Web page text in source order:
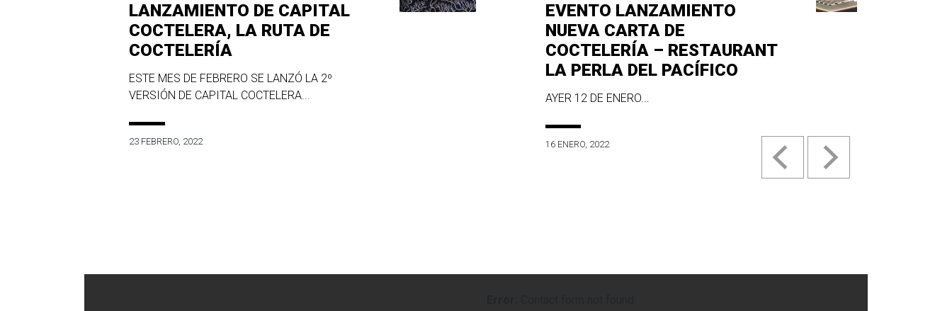
LANZAMIENTO DE CAPITAL
COCTELERA, LA RUTA DE
COCTELERÍA
ESTE MES DE FEBRERO SE LANZÓ LA 2º
VERSIÓN DE CAPITAL COCTELERA...
23 FEBRERO, 2022
EVENTO LANZAMIENTO
NUEVA CARTA DE
COCTELERÍA – RESTAURANT
LA PERLA DEL PACÍFICO
AYER 12 DE ENERO...
16 ENERO, 2022